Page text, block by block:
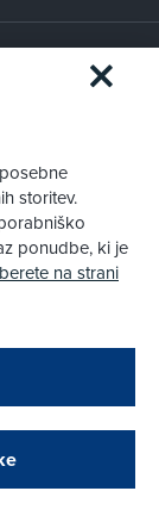
Zapri
v AMZS
prejeli
v višini
storitev.
ponudbe, ki je
na strani